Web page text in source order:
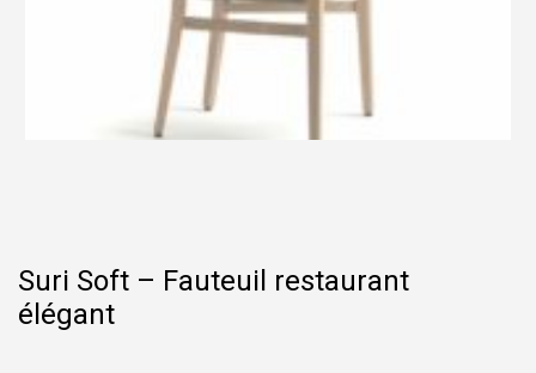
Suri Soft – Fauteuil restaurant
élégant